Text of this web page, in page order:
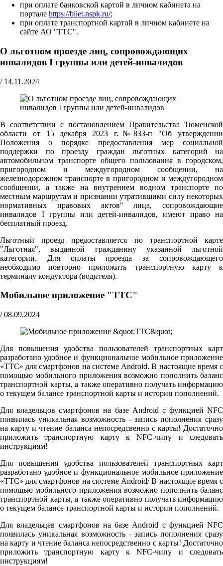
при оплате банковской картой в личном кабинета на
портале https://bilet.nspk.ru/;
при оплате транспортной картой в личном кабинете на
сайте АО "ТТС".
О льготном проезде лиц, сопровождающих
инвалидов I группы или детей-инвалидов
/ 14.11.2024
В соответствии с постановлением Правительства Тюменской
области от 15 декабря 2023 г.№833-п "Об утверждении
Положения о порядке предоставления мер социальной
поддержки по проезду граждан льготных категорий на
автомобильном транспорте общего пользования в городском,
пригородном и междугородном сообщении, на
железнодорожном транспорте в пригородном и междугородном
сообщении, а также на внутреннем водном транспорте по
местным маршрутам и признании утратившими силу некоторых
нормативных правовых актов" лица, сопровождающие
инвалидов I группы или детей-инвалидов, имеют право на
бесплатный проезд.
Льготный проезд предоставляется по транспортной карте
"Льготная", выданной гражданину указанной льготной
категории. Для оплаты проезда за сопровождающего
необходимо повторно приложить транспортную карту к
терминалу кондуктора (водителя).
Мобильное приложение "ТТС"
/ 08.09.2024
Для повышения удобства пользователей транспортных карт
разработано удобное и функциональное мобильное приложение
«ТТС» для смартфонов на системе Android. В настоящие время с
помощью мобильного приложения возможно пополнить баланс
транспортной карты, а также оперативно получать информацию
о текущем балансе транспортной карты и истории пополнений.
Для владельцов смартфонов на базе Android с функцией NFC
появилась уникальная возможность - запись пополнения сразу
на карту и чтение баланса непосредсвенно с карты! Достаточно
приложить транспортную карту к NFC-чипу и следовать
инструкциям!
Для повышения удобства пользователей транспортных карт
разработано удобное и функциональное мобильное приложение
«ТТС» для смартфонов на системе Android/ В настоящие время с
помощью мобильного приложения возможно пополнить баланс
транспортной карты, а также оперативно получать информацию
о текущем балансе транспортной карты и истории пополнений.
Для владельцев смартфонов на базе Android с функцией NFC
появилась уникальная возможность - запись пополнения сразу
на карту и чтение баланса непосредственно с карты! Достаточно
приложить транспортную карту к NFC-чипу и следовать
инструкциям!